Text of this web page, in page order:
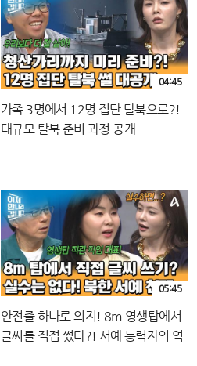
가족 3명에서 12명 집단 탈북으로?!
대규모 탈북 준비 과정 공개
04:45
안전줄 하나로 의지! 8m 영생탑에서
글씨를 직접 썼다?! 서예 능력자의 역
05:45